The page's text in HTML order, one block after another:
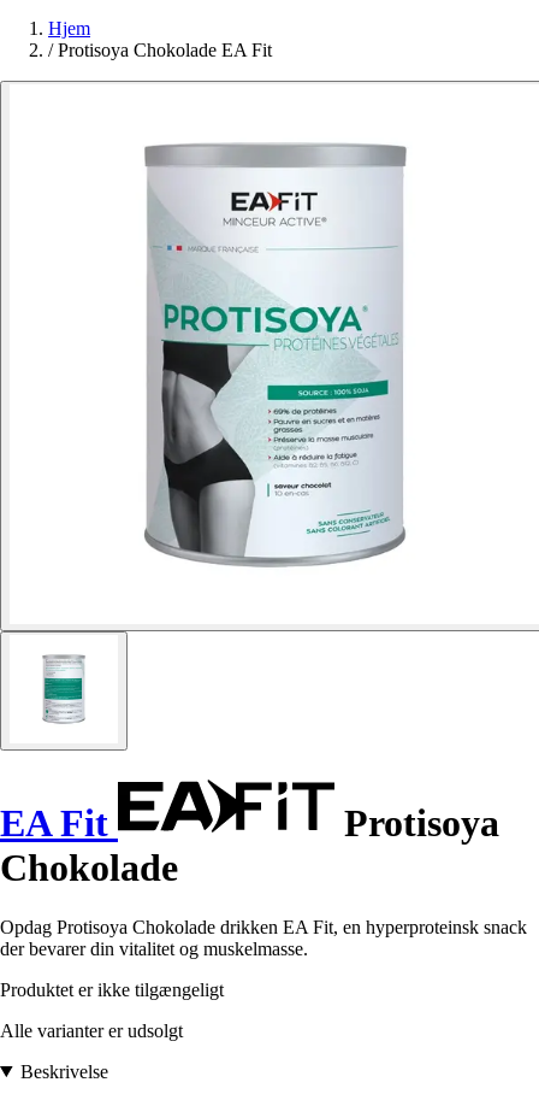
Hjem
/ Protisoya Chokolade EA Fit
EA Fit
Protisoya
Chokolade
Opdag Protisoya Chokolade drikken EA Fit, en hyperproteinsk snack
der bevarer din vitalitet og muskelmasse.
Produktet er ikke tilgængeligt
Alle varianter er udsolgt
Beskrivelse